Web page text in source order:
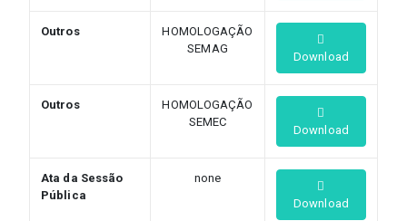
Outros
HOMOLOGAÇÃO
SEMAG
Download
Outros
HOMOLOGAÇÃO
SEMEC
Download
Ata da Sessão
Pública
none
Download